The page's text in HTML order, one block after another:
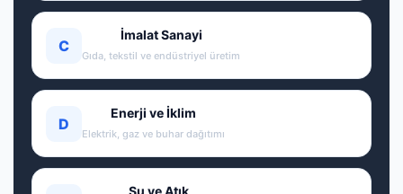
C
İmalat Sanayi
Gıda, tekstil ve endüstriyel üretim
D
Enerji ve İklim
Elektrik, gaz ve buhar dağıtımı
Su ve Atık